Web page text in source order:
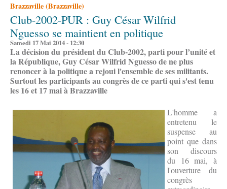
Brazzaville (Brazzaville)
Club-2002-PUR : Guy César Wilfrid
Nguesso se maintient en politique
Samedi 17 Mai 2014 - 12:30
La décision du président du Club-2002, parti pour l’unité et
la République, Guy César Wilfrid Nguesso de ne plus
renoncer à la politique a rejoui l'ensemble de ses militants.
Surtout les participants au congrès de ce parti qui s'est tenu
les 16 et 17 mai à Brazzaville
L'homme a
entretenu le
suspense au
point que dans
son discours
du 16 mai, à
l'ouverture du
congrès